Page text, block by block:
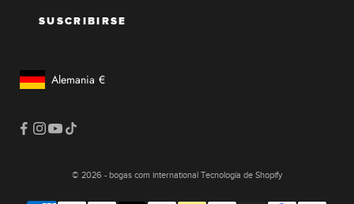
SUSCRIBIRSE
Botón De Geolocalización: Alemania, €
Alemania €
© 2026 - bogas com international Tecnología de Shopify